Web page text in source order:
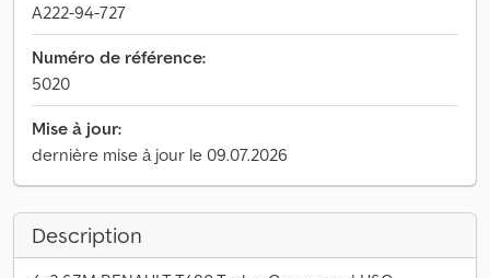
A222-94-727
Numéro de référence:
5020
Mise à jour:
dernière mise à jour le 09.07.2026
Description